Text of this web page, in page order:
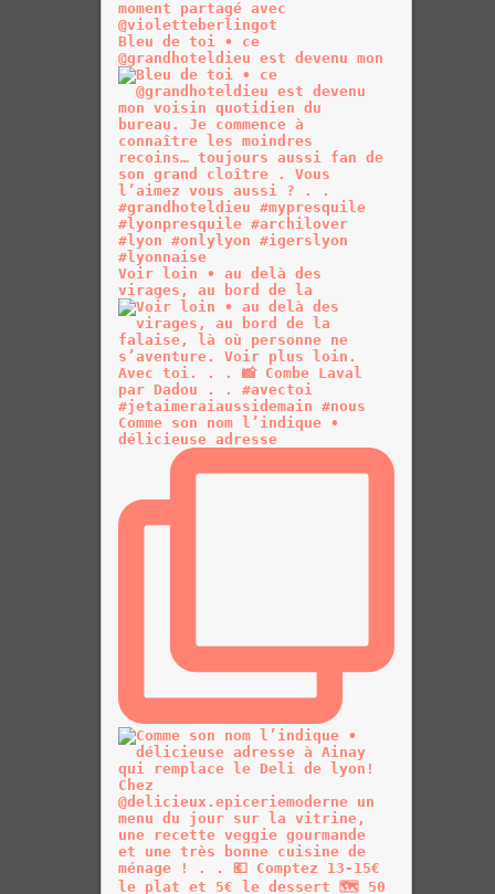
Bleu de toi • ce
@grandhoteldieu est devenu mon
Voir loin • au delà des
virages, au bord de la
Comme son nom l’indique •
délicieuse adresse